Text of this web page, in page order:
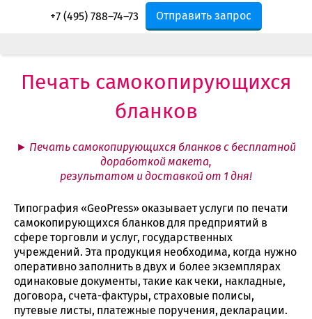
+7 (495) 788–74–73 Отправить запрос
Печать самокопирующихся
бланков
► Печать самокопирующихся бланков с бесплатной
доработкой макета,
результатом и доставкой от 1 дня!
Типография «GeoPress» оказывает услуги по печати
самокопирующихся бланков для предприятий в
сфере торговли и услуг, государственных
учреждений. Эта продукция необходима, когда нужно
оперативно заполнить в двух и более экземплярах
одинаковые документы, такие как чеки, накладные,
договора, счета-фактуры, страховые полисы,
путевые листы, платежные поручения, декларации.